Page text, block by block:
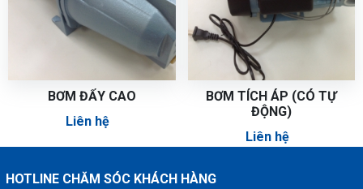
BƠM ĐẨY CAO
Liên hệ
BƠM TÍCH ÁP (CÓ TỰ
ĐỘNG)
Liên hệ
HOTLINE CHĂM SÓC KHÁCH HÀNG